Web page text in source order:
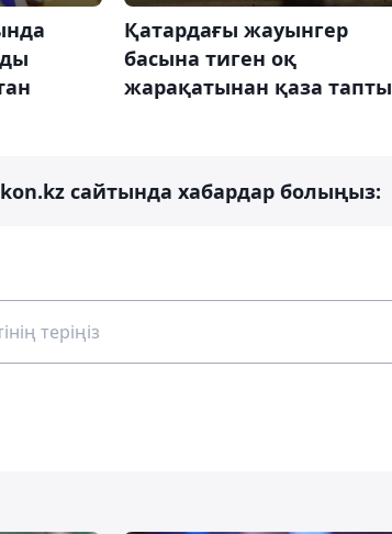
Қатардағы жауынгер
басына тиген оқ
жарақатынан қаза тапты
сайтында хабардар болыңыз: